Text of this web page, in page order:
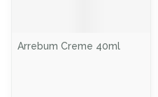
Arrebum Creme 40ml